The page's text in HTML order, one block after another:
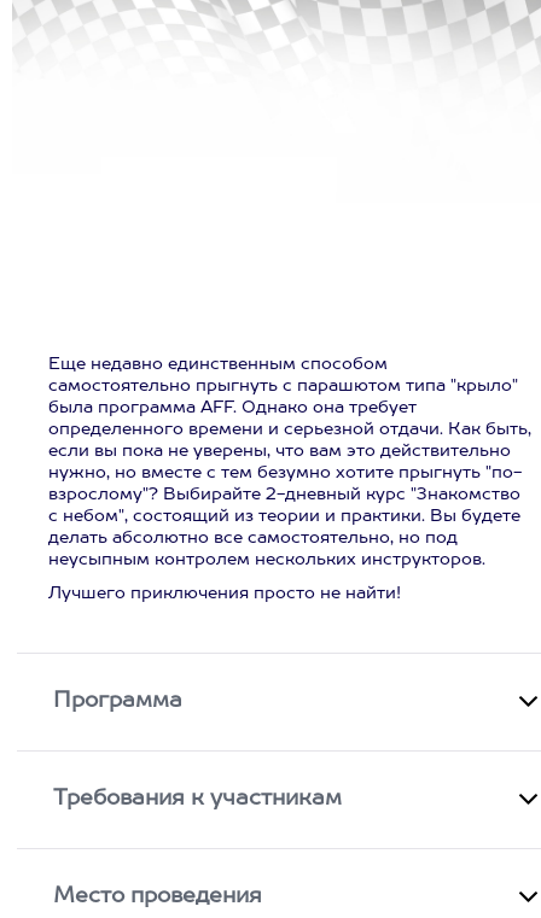
Еще недавно единственным способом
самостоятельно прыгнуть с парашютом типа "крыло"
была программа AFF. Однако она требует
определенного времени и серьезной отдачи. Как быть,
если вы пока не уверены, что вам это действительно
нужно, но вместе с тем безумно хотите прыгнуть "по-
взрослому"? Выбирайте 2-дневный курс "Знакомство
с небом", состоящий из теории и практики. Вы будете
делать абсолютно все самостоятельно, но под
неусыпным контролем нескольких инструкторов.
Лучшего приключения просто не найти!
Программа
Требования к участникам
Место проведения